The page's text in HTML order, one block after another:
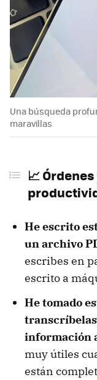
Una búsqueda
maravillas
📈
He escrito
un archivo
escribes en
escrito a
He tomado
información
muy útiles
están